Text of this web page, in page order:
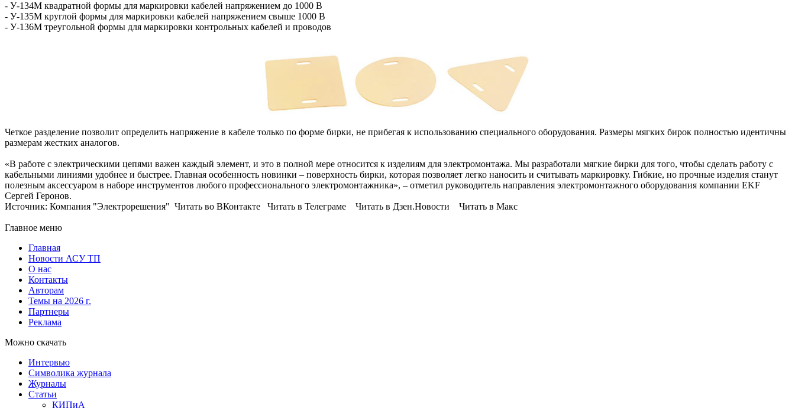
- У-134М квадратной формы для маркировки кабелей напряжением до 1000 В
- У-135М круглой формы для маркировки кабелей напряжением свыше 1000 В
- У-136М треугольной формы для маркировки контрольных кабелей и проводов
Четкое разделение позволит определить напряжение в кабеле только по форме бирки, не прибегая к использованию специального оборудования. Размеры мягких бирок полностью идентичны
размерам жестких аналогов.
«В работе с электрическими цепями важен каждый элемент, и это в полной мере относится к изделиям для электромонтажа. Мы разработали мягкие бирки для того, чтобы сделать работу с
кабельными линиями удобнее и быстрее. Главная особенность новинки – поверхность бирки, которая позволяет легко наносить и считывать маркировку. Гибкие, но прочные изделия станут
полезным аксессуаром в наборе инструментов любого профессионального электромонтажника», – отметил руководитель направления электромонтажного оборудования компании EKF
Сергей Геронов.
Источник: Компания "Электрорешения" Читать во ВКонтакте Читать в Телеграме Читать в Дзен.Новости Читать в Макс
Главное меню
Главная
Новости АСУ ТП
О нас
Контакты
Авторам
Темы на 2026 г.
Партнеры
Реклама
Можно скачать
Интервью
Символика журнала
Журналы
Статьи
КИПиА